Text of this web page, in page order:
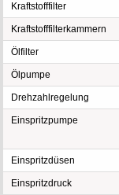
Kraftstofffilter
Kraftstofffilterkammern
Ölfilter
Ölpumpe
Drehzahlregelung
Einspritzpumpe
Einspritzdüsen
Einspritzdruck